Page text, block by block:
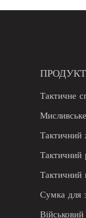
Тактичне
Тактичний
Тактичний
Тактичний
Сумка для